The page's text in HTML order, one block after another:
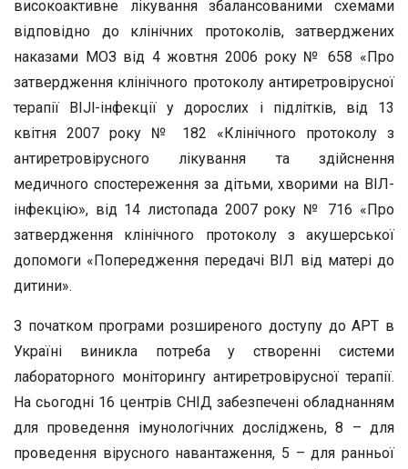
високоактивне лікування збалансованими схемами
відповідно до клінічних протоколів, затверджених
наказами МОЗ від 4 жовтня 2006 року № 658 «Про
затвердження клінічного протоколу антиретровірусної
терапії BIJl-інфекції у дорослих і підлітків, від 13
квітня 2007 року № 182 «Клінічного протоколу з
антиретровірусного лікування та здійснення
медичного спостереження за дітьми, хворими на ВІЛ-
інфекцію», від 14 листопада 2007 року № 716 «Про
затвердження клінічного протоколу з акушерської
допомоги «Попередження передачі ВІЛ від матері до
дитини».
З початком програми розширеного доступу до APT в
Україні виникла потреба у створенні системи
лабораторного моніторингу антиретровірусної терапії.
На сьогодні 16 центрів СНІД забезпечені обладнанням
для проведення імунологічних досліджень, 8 – для
проведення вірусного навантаження, 5 – для ранньої